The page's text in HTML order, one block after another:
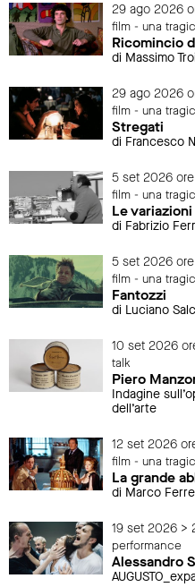
29 ago 2026
film - una
Ricomincio
di Massimo
29 ago 2026
film - una
Stregati
di Francesco
5 set 2026
film - una
Le
di Fabrizio
5 set 2026
film - una
Fantozzi
di Luciano
10 set 2026
talk
Piero
Indagine
dell’arte
12 set 2026
film - una
La grande
di Marco
19 set 2026 >
performance
Alessandro